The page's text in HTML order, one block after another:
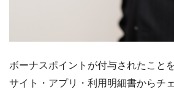
ボーナスポイントが付与されたこと
サイト・アプリ・利用明細書からチ